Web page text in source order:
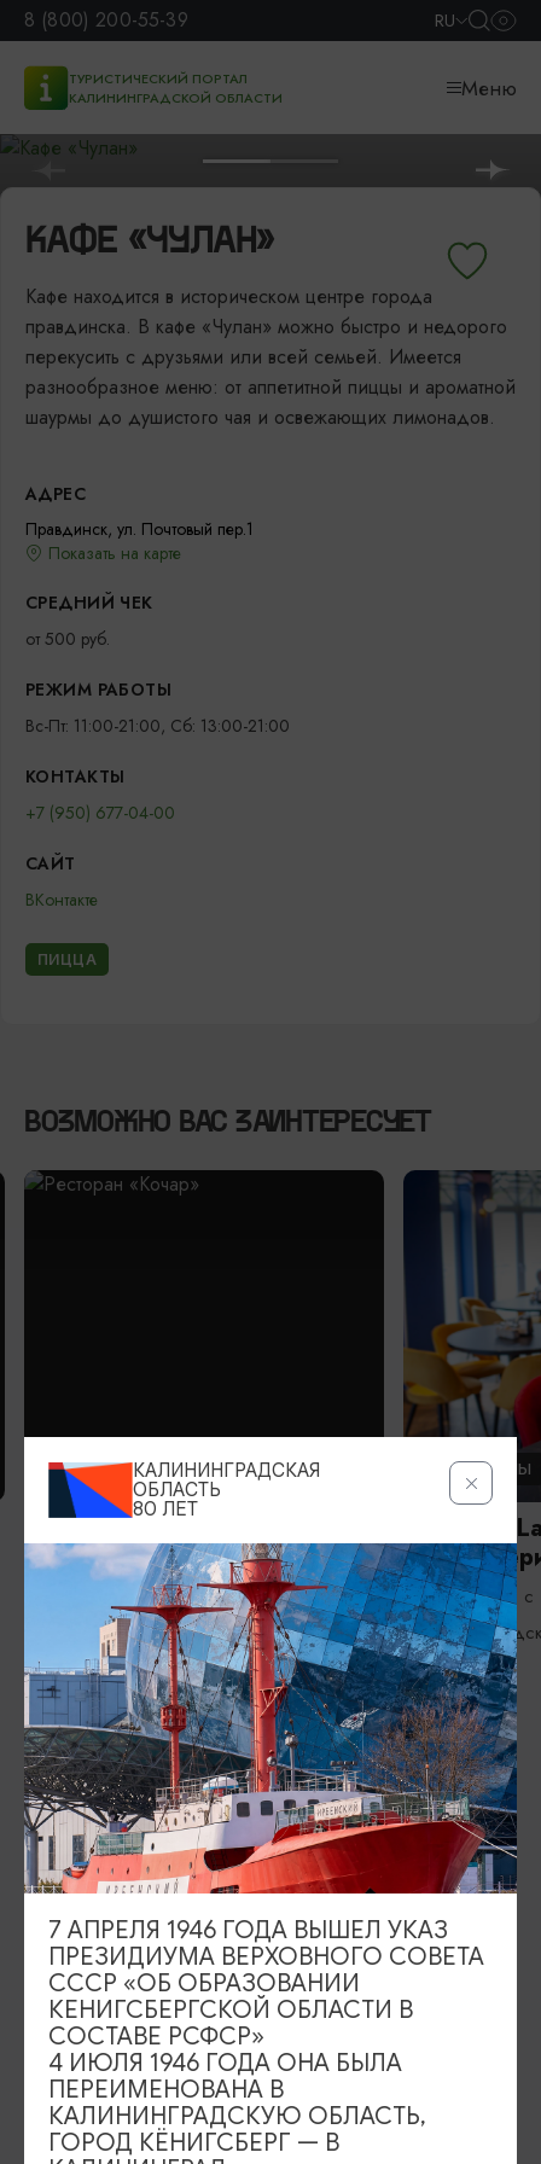
8 (800) 200-55-39 RU
ТУРИСТИЧЕСКИЙ ПОРТАЛ
КАЛИНИНГРАДСКОЙ ОБЛАСТИ
Меню
КАФЕ «ЧУЛАН»
Кафе находится в историческом центре города
правдинска. В кафе «Чулан» можно быстро и недорого
перекусить с друзьями или всей семьей. Имеется
разнообразное меню: от аппетитной пиццы и ароматной
шаурмы до душистого чая и освежающих лимонадов.
АДРЕС
Правдинск, ул. Почтовый пер.1
Показать на карте
СРЕДНИЙ ЧЕК
от 500 руб.
РЕЖИМ РАБОТЫ
Вс-Пт: 11:00-21:00, Сб: 13:00-21:00
КОНТАКТЫ
+7 (950) 677-04-00
САЙТ
ВКонтакте
ПИЦЦА
ВОЗМОЖНО ВАС ЗАИНТЕРЕСУЕТ
РЕСТОРАНЫ
Ресторан «Кочар»
Ежедневно с 10:00 до 23:00
Черняховск
РЕСТОРАНЫ
Ла Луна/
летний
Ежедневно
Зеленоградск
ИЩИТЕ ТАКЖЕ НА НАШЕМ САЙТЕ
Серебряное ожерелье
Электронная виза
Туры и экскурсии
Афиша мероприятий
Сувениры
Гостевая книга
Гиды и экскурсоводы
Достопримечательности
Карты и маршруты
Рестораны
Гостиницы
Как доехать
КАЛИНИНГРАДСКАЯ
ОБЛАСТЬ
80 ЛЕТ
7 АПРЕЛЯ 1946 ГОДА ВЫШЕЛ УКАЗ
ПРЕЗИДИУМА ВЕРХОВНОГО СОВЕТА
СССР «ОБ ОБРАЗОВАНИИ
КЕНИГСБЕРГСКОЙ ОБЛАСТИ В
СОСТАВЕ РСФСР»
4 ИЮЛЯ 1946 ГОДА ОНА БЫЛА
ПЕРЕИМЕНОВАНА В
КАЛИНИНГРАДСКУЮ ОБЛАСТЬ,
ГОРОД КЁНИГСБЕРГ — В